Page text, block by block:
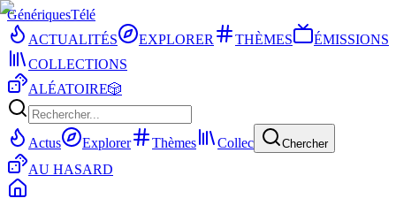
GénériquesTélé
ACTUALITÉS
EXPLORER THÈMES
ÉMISSIONS
COLLECTIONS
ALÉATOIRE🎲
Actus Explorer Thèmes Collec Chercher
AU HASARD